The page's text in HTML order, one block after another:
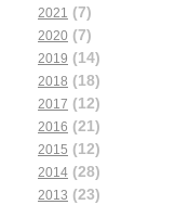
2021 (7)
2020 (7)
2019 (14)
2018 (18)
2017 (12)
2016 (21)
2015 (12)
2014 (28)
2013 (23)